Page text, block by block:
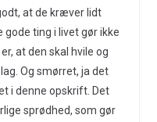
at de kræver lidt
ting i livet gør ikke
at den skal hvile og
Og smørret, ja det
i denne opskrift. Det
sprødhed, som gør